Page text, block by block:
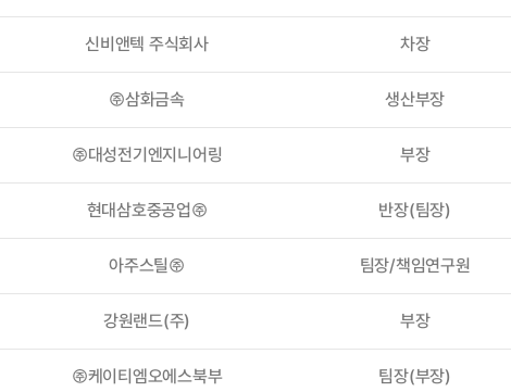
신비앤텍 주식회사 차장
㈜삼화금속 생산부장
㈜대성전기엔지니어링 부장
현대삼호중공업㈜ 반장(팀장)
아주스틸㈜ 팀장/책임연구원
강원랜드(주) 부장
㈜케이티엠오에스북부 팀장(부장)